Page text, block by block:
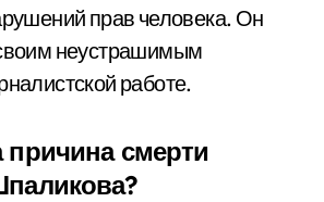
прав человека. Он
неустрашимым
работе.
причина смерти